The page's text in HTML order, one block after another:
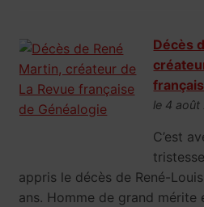
Décès
le 4 août
C’est
appris le décès de René-
ans. Homme de grand